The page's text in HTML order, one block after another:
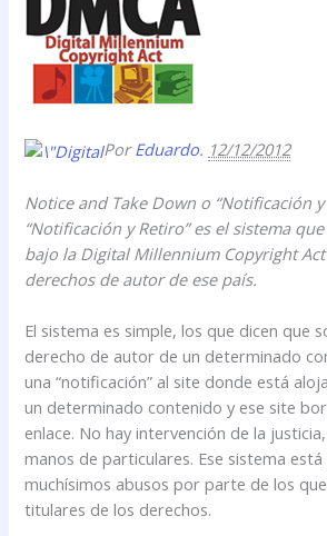
PorEduardo. 12/12/2012
Notice and Take Down o “Notificación y
“Notificación y Retiro” es el sistema
bajo la Digital Millennium Copyright
derechos de autor de ese país.
El sistema es simple, los que dicen que
derecho de autor de un determinado
una “notificación” al site donde está
un determinado contenido y ese site
enlace. No hay intervención de la
manos de particulares. Ese sistema
muchísimos abusos por parte de los
titulares de los derechos.